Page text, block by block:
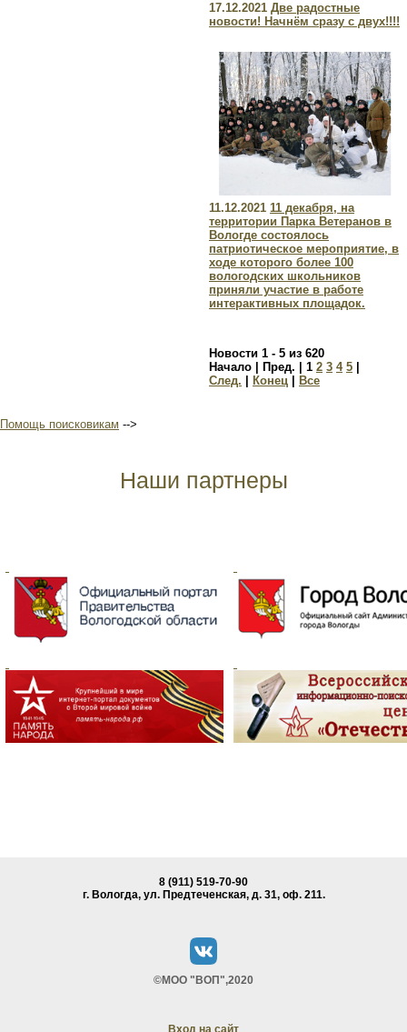
17.12.2021 Две радостные
новости! Начнём сразу с двух!!!!
11.12.2021 11 декабря, на
территории Парка Ветеранов в
Вологде состоялось
патриотическое мероприятие, в
ходе которого более 100
вологодских школьников
приняли участие в работе
интерактивных площадок.
Новости 1 - 5 из 620
Начало | Пред. | 1 2 3 4 5
След.
Конец Все
Помощь поисковикам -->
Наши партнеры
8 (911) 519-70-90
г. Вологда, ул. Предтеченская, д. 31, oф. 211.
©МОО "ВОП",2020